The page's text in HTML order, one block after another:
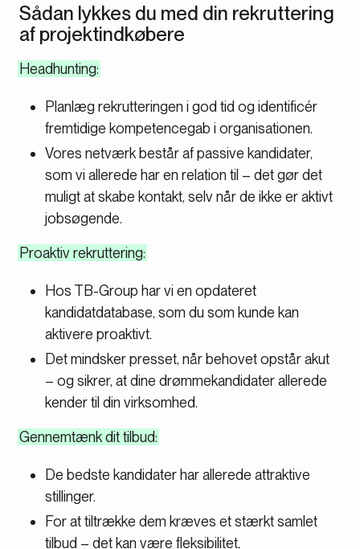
Sådan lykkes du med din rekruttering
af projektindkøbere
Headhunting:
Planlæg rekrutteringen i god tid og identificér
fremtidige kompetencegab i organisationen.
Vores netværk består af passive kandidater,
som vi allerede har en relation til – det gør det
muligt at skabe kontakt, selv når de ikke er aktivt
jobsøgende.
Proaktiv rekruttering:
Hos TB-Group har vi en opdateret
kandidatdatabase, som du som kunde kan
aktivere proaktivt.
Det mindsker presset, når behovet opstår akut
– og sikrer, at dine drømmekandidater allerede
kender til din virksomhed.
Gennemtænk dit tilbud:
De bedste kandidater har allerede attraktive
stillinger.
For at tiltrække dem kræves et stærkt samlet
tilbud – det kan være fleksibilitet,